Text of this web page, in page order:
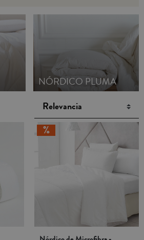
NÓRDICO PLUMA